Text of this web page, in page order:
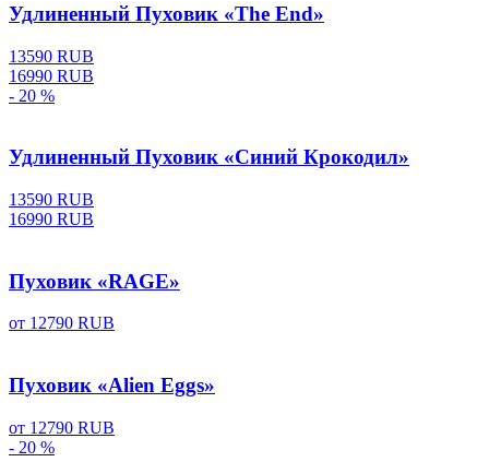
Удлиненный Пуховик «The End»
13590 RUB
16990 RUB
- 20 %
Удлиненный Пуховик «Синий Крокодил»
13590 RUB
16990 RUB
Пуховик «RAGE»
от 12790 RUB
Пуховик «Alien Eggs»
от 12790 RUB
- 20 %